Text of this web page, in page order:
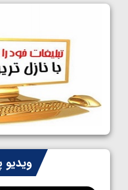
کشتی آزاد نوجوانان
ایران مشخص شدند
1405/05/08
کشتی فرنگی نوجوانان
سوم برای ایران
1405/05/07
ایران چشم به راه چهار
کشتی فرنگی نوجوانان
ویدیو